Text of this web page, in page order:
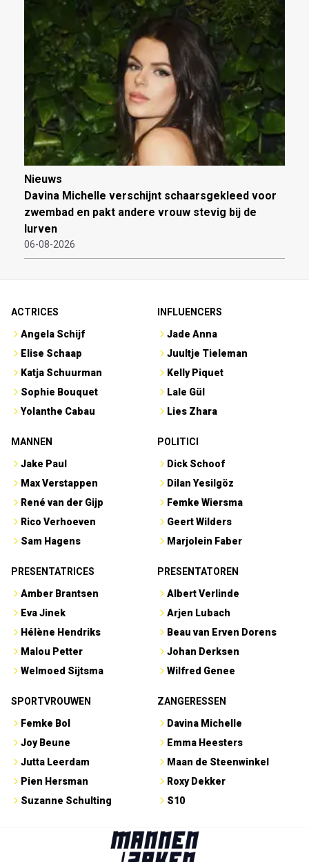
Nieuws
Davina Michelle verschijnt schaarsgekleed voor
zwembad en pakt andere vrouw stevig bij de
lurven
06-08-2026
ACTRICES
Angela Schijf
Elise Schaap
Katja Schuurman
Sophie Bouquet
Yolanthe Cabau
INFLUENCERS
Jade Anna
Juultje Tieleman
Kelly Piquet
Lale Gül
Lies Zhara
MANNEN
Jake Paul
Max Verstappen
René van der Gijp
Rico Verhoeven
Sam Hagens
POLITICI
Dick Schoof
Dilan Yesilgöz
Femke Wiersma
Geert Wilders
Marjolein Faber
PRESENTATRICES
Amber Brantsen
Eva Jinek
Hélène Hendriks
Malou Petter
Welmoed Sijtsma
PRESENTATOREN
Albert Verlinde
Arjen Lubach
Beau van Erven Dorens
Johan Derksen
Wilfred Genee
SPORTVROUWEN
Femke Bol
Joy Beune
Jutta Leerdam
Pien Hersman
Suzanne Schulting
ZANGERESSEN
Davina Michelle
Emma Heesters
Maan de Steenwinkel
Roxy Dekker
S10